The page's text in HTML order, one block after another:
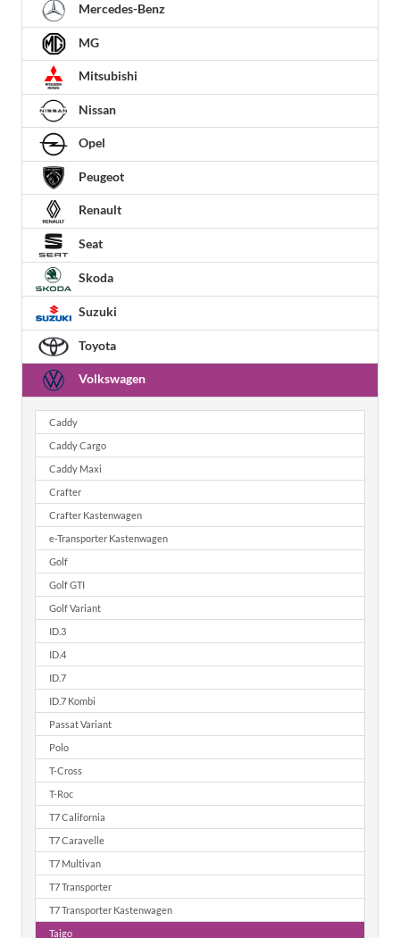
Mercedes-Benz
MG
Mitsubishi
Nissan
Opel
Peugeot
Renault
Seat
Skoda
Suzuki
Toyota
Volkswagen
Caddy
Caddy Cargo
Caddy Maxi
Crafter
Crafter Kastenwagen
e-Transporter Kastenwagen
Golf
Golf GTI
Golf Variant
ID.3
ID.4
ID.7
ID.7 Kombi
Passat Variant
Polo
T-Cross
T-Roc
T7 California
T7 Caravelle
T7 Multivan
T7 Transporter
T7 Transporter Kastenwagen
Taigo